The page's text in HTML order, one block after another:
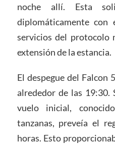
noche allí. Esta
diplomáticamente
servicios del protocolo
extensión de la estancia.
El despegue del
alrededor de las 19:30.
vuelo inicial,
tanzanas, preveía el
horas. Esto